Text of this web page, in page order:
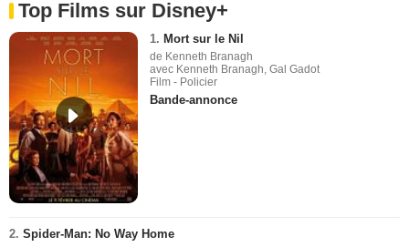
Top Films sur Disney+
1. Mort sur le Nil
de Kenneth Branagh
avec Kenneth Branagh, Gal Gadot
Film - Policier
Bande-annonce
2. Spider-Man: No Way Home